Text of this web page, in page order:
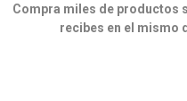
Compra miles de productos
recibes en el mismo